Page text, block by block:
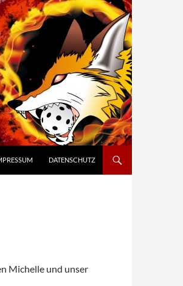
DATENSCHUTZ
Michelle und unser